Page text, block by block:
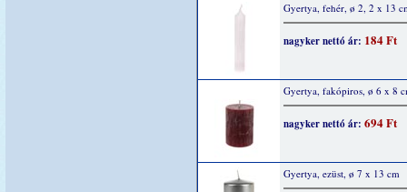
Gyertya, fehér, ø 2, 2 x 13
nagyker nettó ár: 184 Ft
Gyertya, fakópiros, ø 6 x 8
nagyker nettó ár: 694 Ft
Gyertya, ezüst, ø 7 x 13 cm